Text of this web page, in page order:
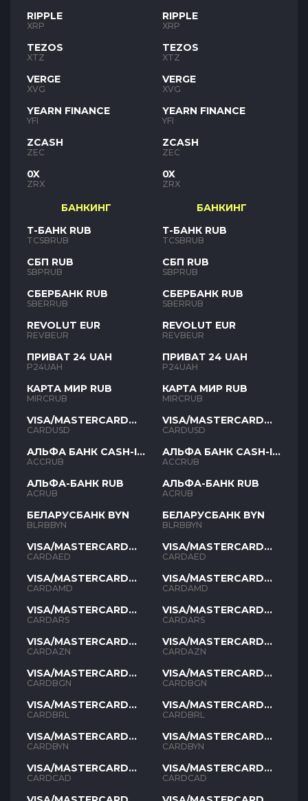
RIPPLE
XRP
TEZOS
XTZ
VERGE
XVG
YEARN FINANCE
YFI
ZCASH
ZEC
0X
ZRX
БАНКИНГ
Т-БАНК RUB
TCSBRUB
СБП RUB
SBPRUB
СБЕРБАНК RUB
SBERRUB
REVOLUT EUR
REVBEUR
ПРИВАТ 24 UAH
P24UAH
КАРТА МИР RUB
MIRCRUB
VISA/MASTERCARD
USD
CARDUSD
АЛЬФА БАНК CASH-IN
RUB
ACCRUB
АЛЬФА-БАНК RUB
ACRUB
БЕЛАРУСБАНК BYN
BLRBBYN
VISA/MASTERCARD
AED
CARDAED
VISA/MASTERCARD
AMD
CARDAMD
VISA/MASTERCARD
ARS
CARDARS
VISA/MASTERCARD
AZN
CARDAZN
VISA/MASTERCARD
BGN
CARDBGN
VISA/MASTERCARD
BRL
CARDBRL
VISA/MASTERCARD
BYN
CARDBYN
VISA/MASTERCARD
CAD
CARDCAD
RIPPLE
XRP
TEZOS
XTZ
VERGE
XVG
YEARN FINANCE
YFI
ZCASH
ZEC
0X
ZRX
БАНКИНГ
Т-БАНК RUB
TCSBRUB
СБП RUB
SBPRUB
СБЕРБАНК RUB
SBERRUB
REVOLUT EUR
REVBEUR
ПРИВАТ 24 UAH
P24UAH
КАРТА МИР RUB
MIRCRUB
VISA/MASTERCARD
USD
CARDUSD
АЛЬФА БАНК CASH-IN
RUB
ACCRUB
АЛЬФА-БАНК RUB
ACRUB
БЕЛАРУСБАНК BYN
BLRBBYN
VISA/MASTERCARD
AED
CARDAED
VISA/MASTERCARD
AMD
CARDAMD
VISA/MASTERCARD
ARS
CARDARS
VISA/MASTERCARD
AZN
CARDAZN
VISA/MASTERCARD
BGN
CARDBGN
VISA/MASTERCARD
BRL
CARDBRL
VISA/MASTERCARD
BYN
CARDBYN
VISA/MASTERCARD
CAD
CARDCAD